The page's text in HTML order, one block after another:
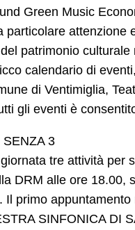
Green Music
particolare attenzione
del patrimonio
calendario di
di Ventimiglia,
gli eventi è
SENZA 3
tre attività per
DRM alle ore 18.00,
Il primo
SINFONICA DI